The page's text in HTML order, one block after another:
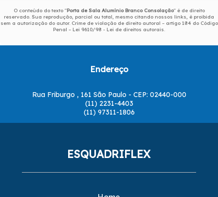
O conteúdo do texto "Porta de Sala Alumínio Branco Consolação" é de direito
reservado. Sua reprodução, parcial ou total, mesmo citando nossos links, é proibida
sem a autorização do autor. Crime de violação de direito autoral – artigo 184 do Código
Penal – Lei 9610/98 - Lei de direitos autorais
Endereço
Rua Friburgo , 161 São Paulo - CEP: 02440-000
(11) 2231-4403
(11) 97311-1806
ESQUADRIFLEX